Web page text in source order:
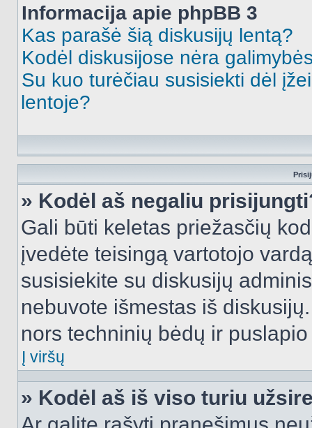
Informacija apie phpBB 3
Kas parašė šią diskusijų lentą?
Kodėl diskusijose nėra
Su kuo turėčiau susisiekti dėl
lentoje?
» Kodėl aš negaliu
Gali būti keletas priežasčių
įvedėte teisingą vartotojo
susisiekite su diskusijų
nebuvote išmestas iš
nors techninių bėdų ir
Į viršų
» Kodėl aš iš viso turiu